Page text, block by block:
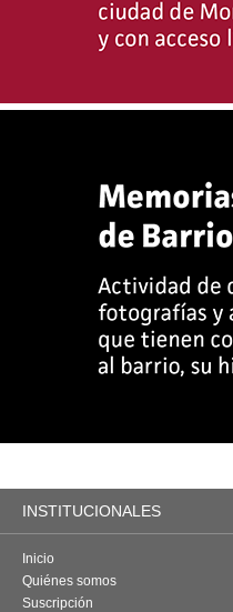
INSTITUCIONALES
Inicio
Quiénes somos
Suscripción